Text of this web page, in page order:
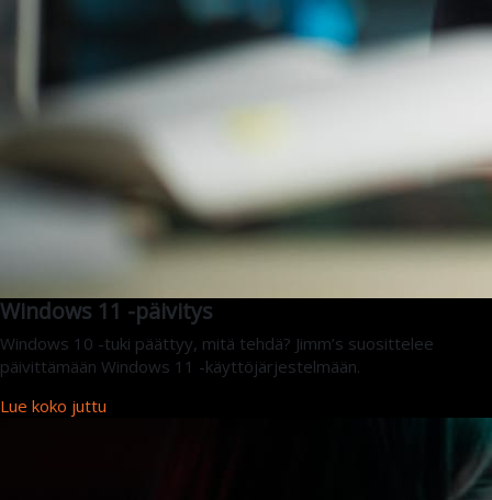
Windows 11 -päivitys
Windows 10 -tuki päättyy, mitä tehdä? Jimm’s suosittelee
päivittämään Windows 11 -käyttöjärjestelmään.